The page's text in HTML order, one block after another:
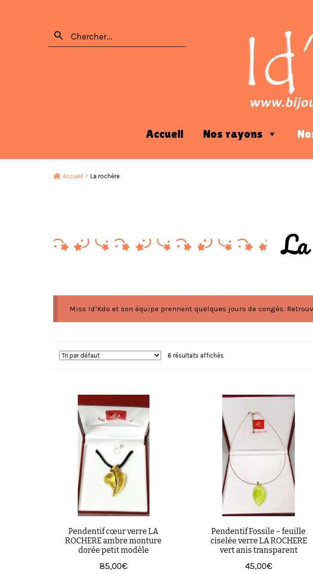
Accueil Nos rayons
Accueil La rochère
Miss Id’Kdo et son équipe prennent quelques jours de congés.
6 résultats affichés
Pendentif cœur verre LA
ROCHERE ambre monture
dorée petit modèle
85,00€
Pendentif Fossile – feuille
ciselée verre LA ROCHERE
vert anis transparent
45,00€